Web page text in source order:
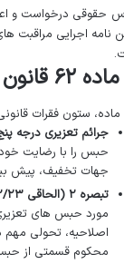
نامه اجرایی مراقبت
ماده، ستون فقرات
جرائم تعزیری درجه
حبس را با رضایت
جهات تخفیف، پیش
تبصره ۲ (الحاقی ۱۳۹۹/۲/۲۳):
مورد حبس های
اصلاحیه، تحولی مهم
محکوم قسمتی از